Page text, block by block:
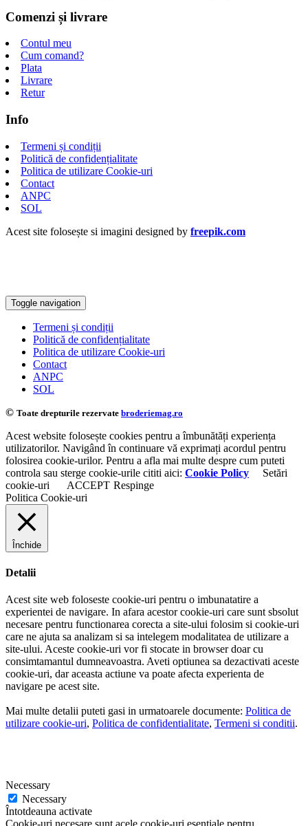
Comenzi și livrare
Contul meu
Cum comand?
Plata
Livrare
Retur
Info
Termeni și condiții
Politică de confidențialitate
Politica de utilizare Cookie-uri
Contact
ANPC
SOL
Acest site folosește si imagini designed by freepik.com
Toggle navigation
Termeni și condiții
Politică de confidențialitate
Politica de utilizare Cookie-uri
Contact
ANPC
SOL
© Toate drepturile rezervate broderiemag.ro
Acest website folosește cookies pentru a îmbunătăți experiența
utilizatorilor. Navigând în continuare vă exprimați acordul pentru
folosirea cookie-urilor. Pentru a afla mai multe despre cum puteti
controla sau sterge cookie-urile cititi aici: Cookie Policy
Setări
cookie-uri
ACCEPT Respinge
Politica Cookie-uri
Închide
Detalii
Acest site web foloseste cookie-uri pentru o imbunatatire a
experientei de navigare. In afara acestor cookie-uri care sunt sbsolut
necesare pentru functionarea corecta a site-ului folosim si cookie-uri
care ne ajuta sa analizam si sa intelegem modalitatea de utilizare a
site-ului. Aceste cookie-uri vor fi stocate in browser doar cu
consimtamantul dumneavoastra. Aveti optiunea sa dezactivati aceste
cookie-uri, dar aceasta actiune va poate afecta experienta de
navigare pe acest site.
Mai multe detalii puteti gasi in urmatoarele documente: Politica de
utilizare cookie-uri, Politica de confidentialitate, Termeni si conditii.
Necessary
Necessary
Întotdeauna activate